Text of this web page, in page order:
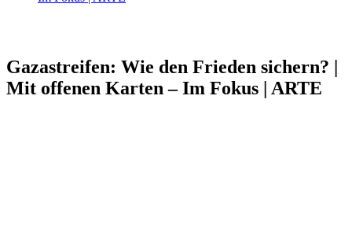
Gazastreifen: Wie den Frieden sichern? |
Mit offenen Karten – Im Fokus | ARTE